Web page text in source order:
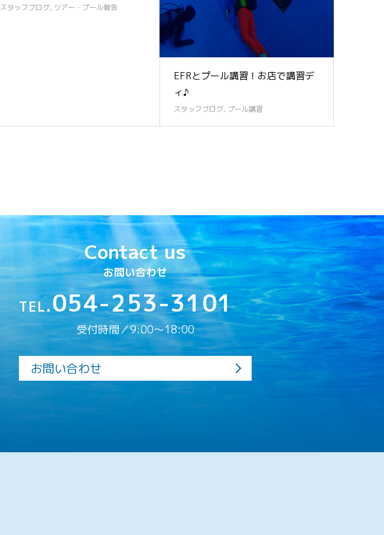
スタッフブログ, ツアー・プール報告
EFRとプール講習！お店で講習デ
ィ♪
スタッフブログ, プール講習
Contact us
お問い合わせ
TEL.054-253-3101
受付時間／9:00〜18:00
お問い合わせ